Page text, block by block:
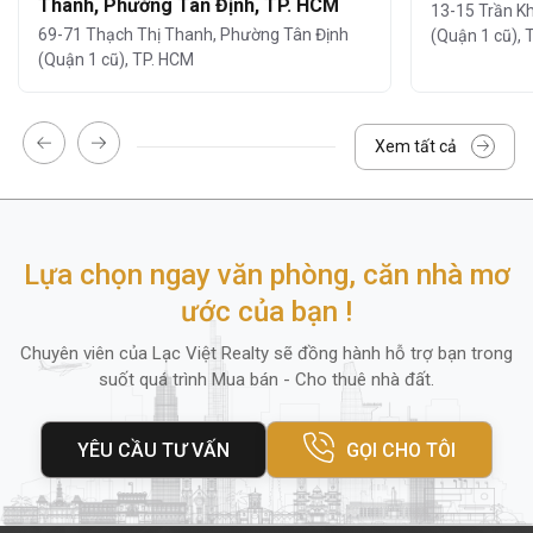
Với việc được cung cấp nhiều lựa chọn diện
tích thuê linh hoạt,
vừa và nhỏ, startup hoặc văn phòng đại
diện:
Nguyên sàn: 200m²
Giá thuê tham khảo
16USD/m²/tháng(chưa bao gồm phí
quản lý và 10% VAT).
Các chi phí khác như: tiền điện, phí gửi
xe, phí làm việc ngoài giờ,... được tính
theo quy định riêng, đảm bảo minh bạch
Thanh, Phường Tân Định, TP. HCM
69-71 Thạch Thị Thanh, Phường Tân Định
(Quận 1 cũ), TP. HCM
13-15 Trần
(Quận 1 cũ),
Xem tất cả
Lựa chọn ngay văn phòng, căn nhà mơ
ước của bạn !
Chuyên viên của Lạc Việt Realty sẽ đồng hành hỗ trợ bạn trong
suốt quá trình Mua bán - Cho thuê nhà đất.
YÊU CẦU TƯ VẤN GỌI CHO TÔI